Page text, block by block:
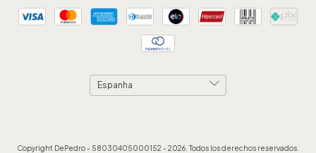
Copyright DePedro - 58030405000152 - 2026. Todos los derechos reservados.